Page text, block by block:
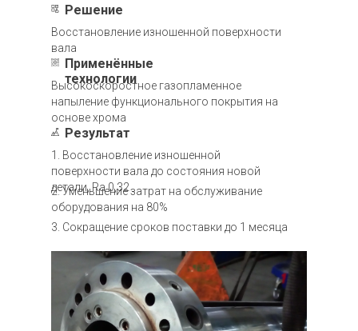
1. Восстановление изношенной
поверхности вала до состояния новой
детали, Ra 0,32
Результат
Восстановление изношенной поверхности
вала
Решение
Высокоскоростное газопламенное
напыление функционального покрытия на
основе хрома
Применённые
технологии
2. Уменьшение затрат на обслуживание
оборудования на 80%
3. Сокращение сроков поставки до 1 месяца